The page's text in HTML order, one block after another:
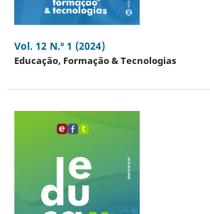
Vol. 12 N.º 1 (2024)
Educação, Formação & Tecnologias